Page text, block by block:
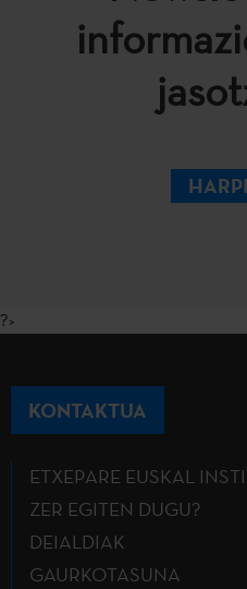
?>
KONTAKTUA
ETXEPARE EUSKAL
ZER EGITEN DUGU?
DEIALDIAK
GAURKOTASUNA